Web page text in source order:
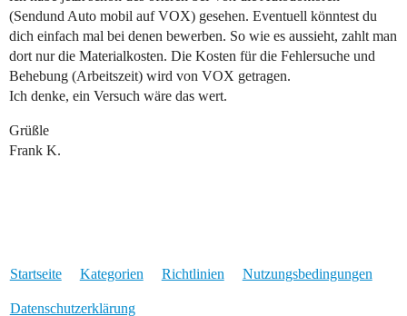
(Sendund Auto mobil auf VOX) gesehen. Eventuell könntest du
dich einfach mal bei denen bewerben. So wie es aussieht, zahlt man
dort nur die Materialkosten. Die Kosten für die Fehlersuche und
Behebung (Arbeitszeit) wird von VOX getragen.
Ich denke, ein Versuch wäre das wert.
Grüßle
Frank K.
Startseite Kategorien Richtlinien Nutzungsbedingungen
Datenschutzerklärung